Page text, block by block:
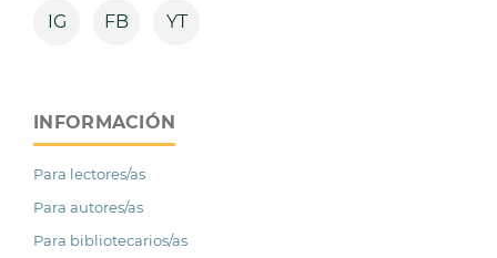
IG FB YT
INFORMACIÓN
Para lectores/as
Para autores/as
Para bibliotecarios/as